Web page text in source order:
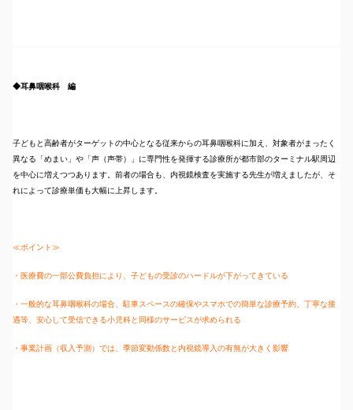
◆耳鼻咽喉科 編
子どもと高齢者がターゲットの中心となる従来からの耳鼻咽喉科に加え、対象者がまったく
異なる「めまい」や「声（声帯）」に専門性を発揮する診療所が都市部のターミナル駅周辺
を中心に増えつつあります。前者の場合も、内視鏡検査を実施する先生が増えましたが、そ
れによって診療単価も大幅に上昇します。
≪ポイント≫
・医療費の一部公費負担により、子どもの受診のハードルが下がってきている
・一般的な耳鼻咽喉科の場合、駐車スペースの確保やスマホでの簡単な診療予約、丁寧な接
遇等、安心して受信できる小児科と同様のサービスが求められる
・事業計画（収入予測）では、季節変動係数と内視鏡導入の有無が大きく影響